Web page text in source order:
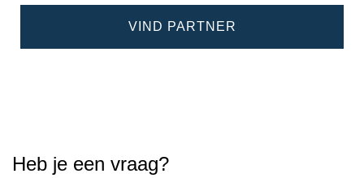
VIND PARTNER
Heb je een vraag?